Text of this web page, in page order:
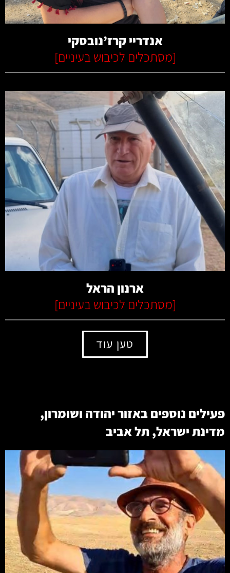
אנדריי קרז’נובסקי
[מסתכלים לכיבוש בעיניים]
קרא עוד
ארנון הראל
[מסתכלים לכיבוש בעיניים]
טען עוד
פעילים נוספים באזוריהודה ושומרון,
מדינת ישראל,תל אביב